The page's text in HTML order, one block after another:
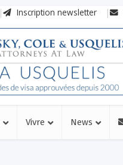
Inscription newsletter
Vivre News